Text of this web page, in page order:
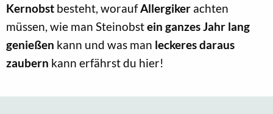
Kernobst besteht, woraufAllergiker achten
müssen, wie man Steinobstein ganzes Jahr lang
genießen kann und was man leckeres daraus
zaubern kann erfährst du hier!